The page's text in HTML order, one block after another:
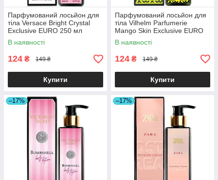
Парфумований лосьйон для
тіла Versace Bright Crystal
Exclusive EURO 250 мл
В наявності
124 ₴ 149 ₴
Купити
Парфумований лосьйон для
тіла Vilhelm Parfumerie
Mango Skin Exclusive EURO
250 мл
В наявності
124 ₴ 149 ₴
Купити
–17% –17%